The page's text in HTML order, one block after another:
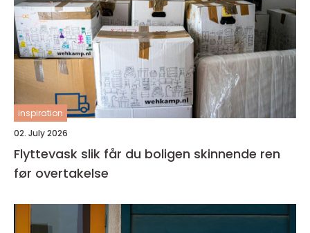
inspiration
02. July 2026
Flyttevask slik får du boligen skinnende ren
før overtakelse